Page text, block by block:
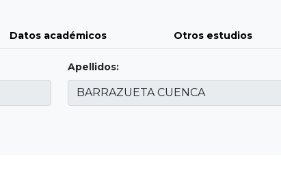
Datos académicos Otros estudios
Apellidos: